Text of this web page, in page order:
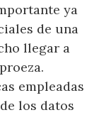
ya
de una
llegar a
empleadas
los datos